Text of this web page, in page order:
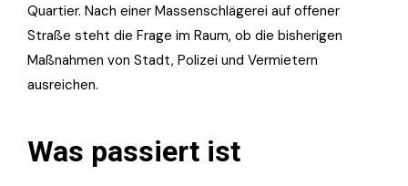
Quartier. Nach einer Massenschlägerei auf offener
Straße steht die Frage im Raum, ob die bisherigen
Maßnahmen von Stadt, Polizei und Vermietern
ausreichen.
Was passiert ist